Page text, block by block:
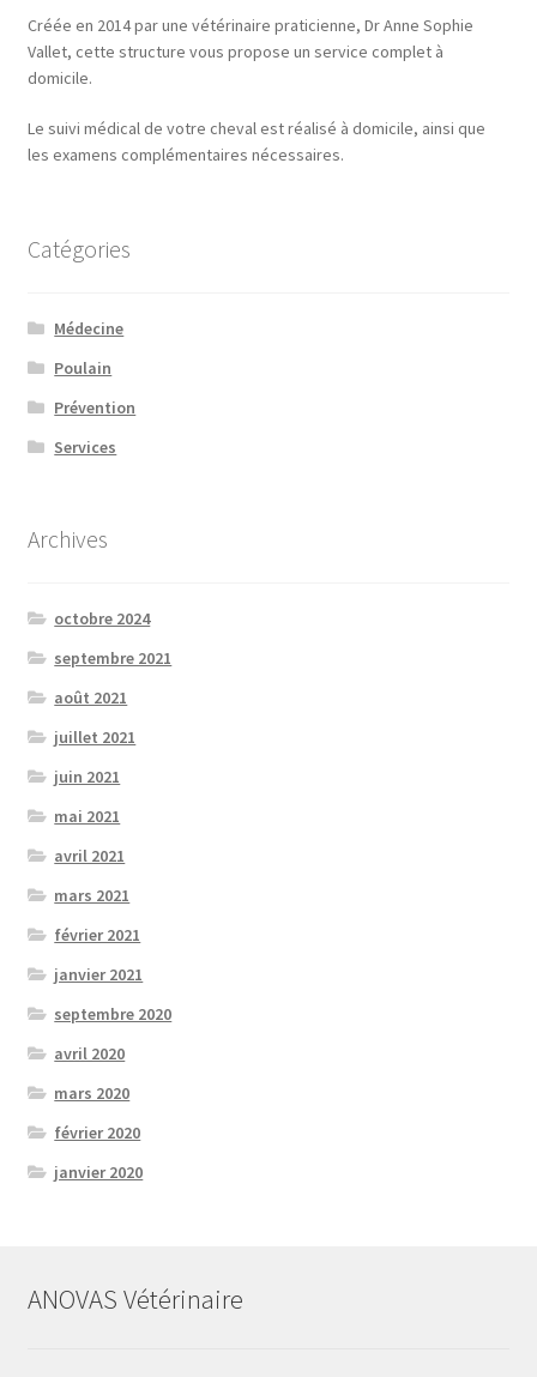
Créée en 2014 par une vétérinaire praticienne, Dr Anne Sophie
Vallet, cette structure vous propose un service complet à
domicile.
Le suivi médical de votre cheval est réalisé à domicile, ainsi que
les examens complémentaires nécessaires.
Catégories
Médecine
Poulain
Prévention
Services
Archives
octobre 2024
septembre 2021
août 2021
juillet 2021
juin 2021
mai 2021
avril 2021
mars 2021
février 2021
janvier 2021
septembre 2020
avril 2020
mars 2020
février 2020
janvier 2020
ANOVAS Vétérinaire